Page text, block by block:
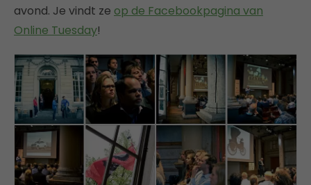
avond. Je vindt ze op de Facebookpagina van
Online Tuesday!